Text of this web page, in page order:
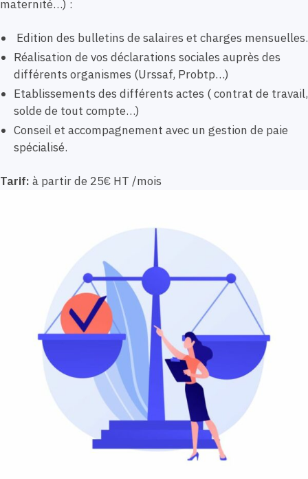
maternité…) :
Edition des bulletins de salaires et charges mensuelles.
Réalisation de vos déclarations sociales auprès des
différents organismes (Urssaf, Probtp…)
Etablissements des différents actes ( contrat de travail,
solde de tout compte…)
Conseil et accompagnement avec un gestion de paie
spécialisé.
Tarif: à partir de 25€ HT /mois